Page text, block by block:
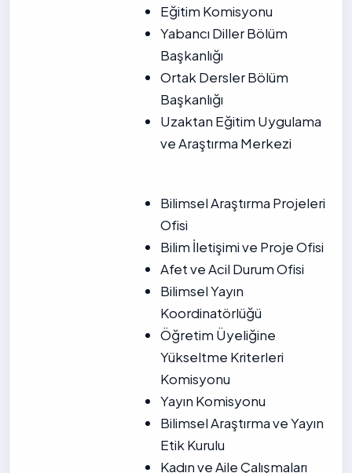
Eğitim Komisyonu
Yabancı Diller Bölüm
Başkanlığı
Ortak Dersler Bölüm
Başkanlığı
Uzaktan Eğitim Uygulama
ve Araştırma Merkezi
Bilimsel Araştırma Projeleri
Ofisi
Bilim İletişimi ve Proje Ofisi
Afet ve Acil Durum Ofisi
Bilimsel Yayın
Koordinatörlüğü
Öğretim Üyeliğine
Yükseltme Kriterleri
Komisyonu
Yayın Komisyonu
Bilimsel Araştırma ve Yayın
Etik Kurulu
Kadın ve Aile Çalışmaları